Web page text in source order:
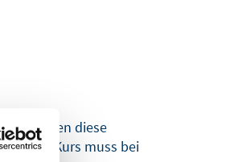
können diese
der Kurs muss bei